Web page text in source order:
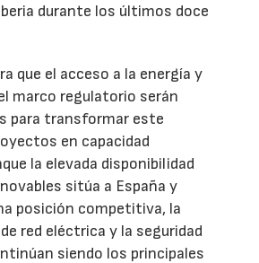
durante los últimos doce
que el acceso a la energía y
marco regulatorio serán
para transformar este
en capacidad
la elevada disponibilidad
sitúa a España y
posición competitiva, la
red eléctrica y la seguridad
siendo los principales